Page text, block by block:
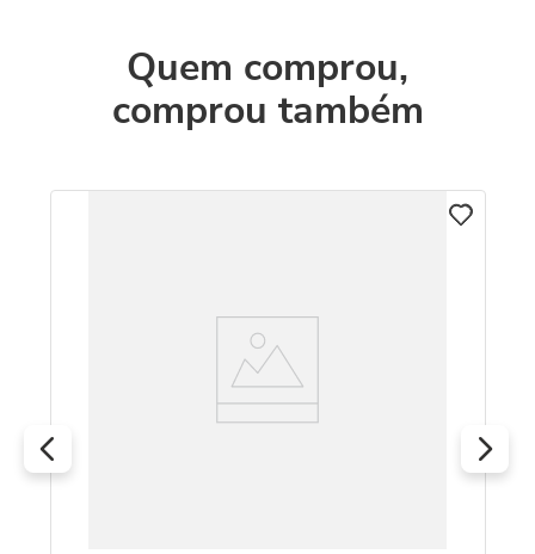
Quem comprou,
comprou também